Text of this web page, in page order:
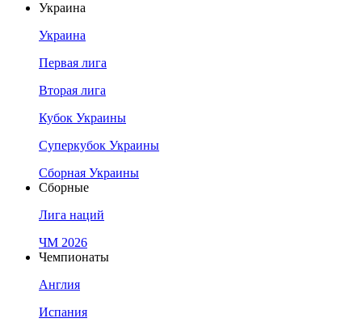
Украина
Украина
Первая лига
Вторая лига
Кубок Украины
Суперкубок Украины
Сборная Украины
Сборные
Лига наций
ЧМ 2026
Чемпионаты
Англия
Испания